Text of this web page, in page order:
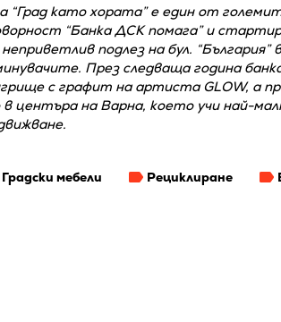
“Град като хората” е един от
“Банка ДСК помага” и
подлез на бул. “България”
През следваща година
с графит на артиста GLOW, a
в центъра на Варна, което учи най-
Градски мебели Рециклиране